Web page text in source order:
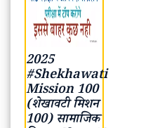
2025
#Shekhawati
Mission 100
(शेखावटी मिशन
100) सामाजिक
विज्ञान Class
10 PDF
Download